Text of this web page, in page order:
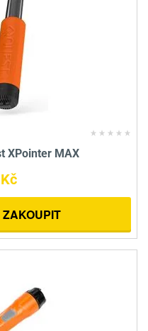
XPointer MAX
ZAKOUPIT